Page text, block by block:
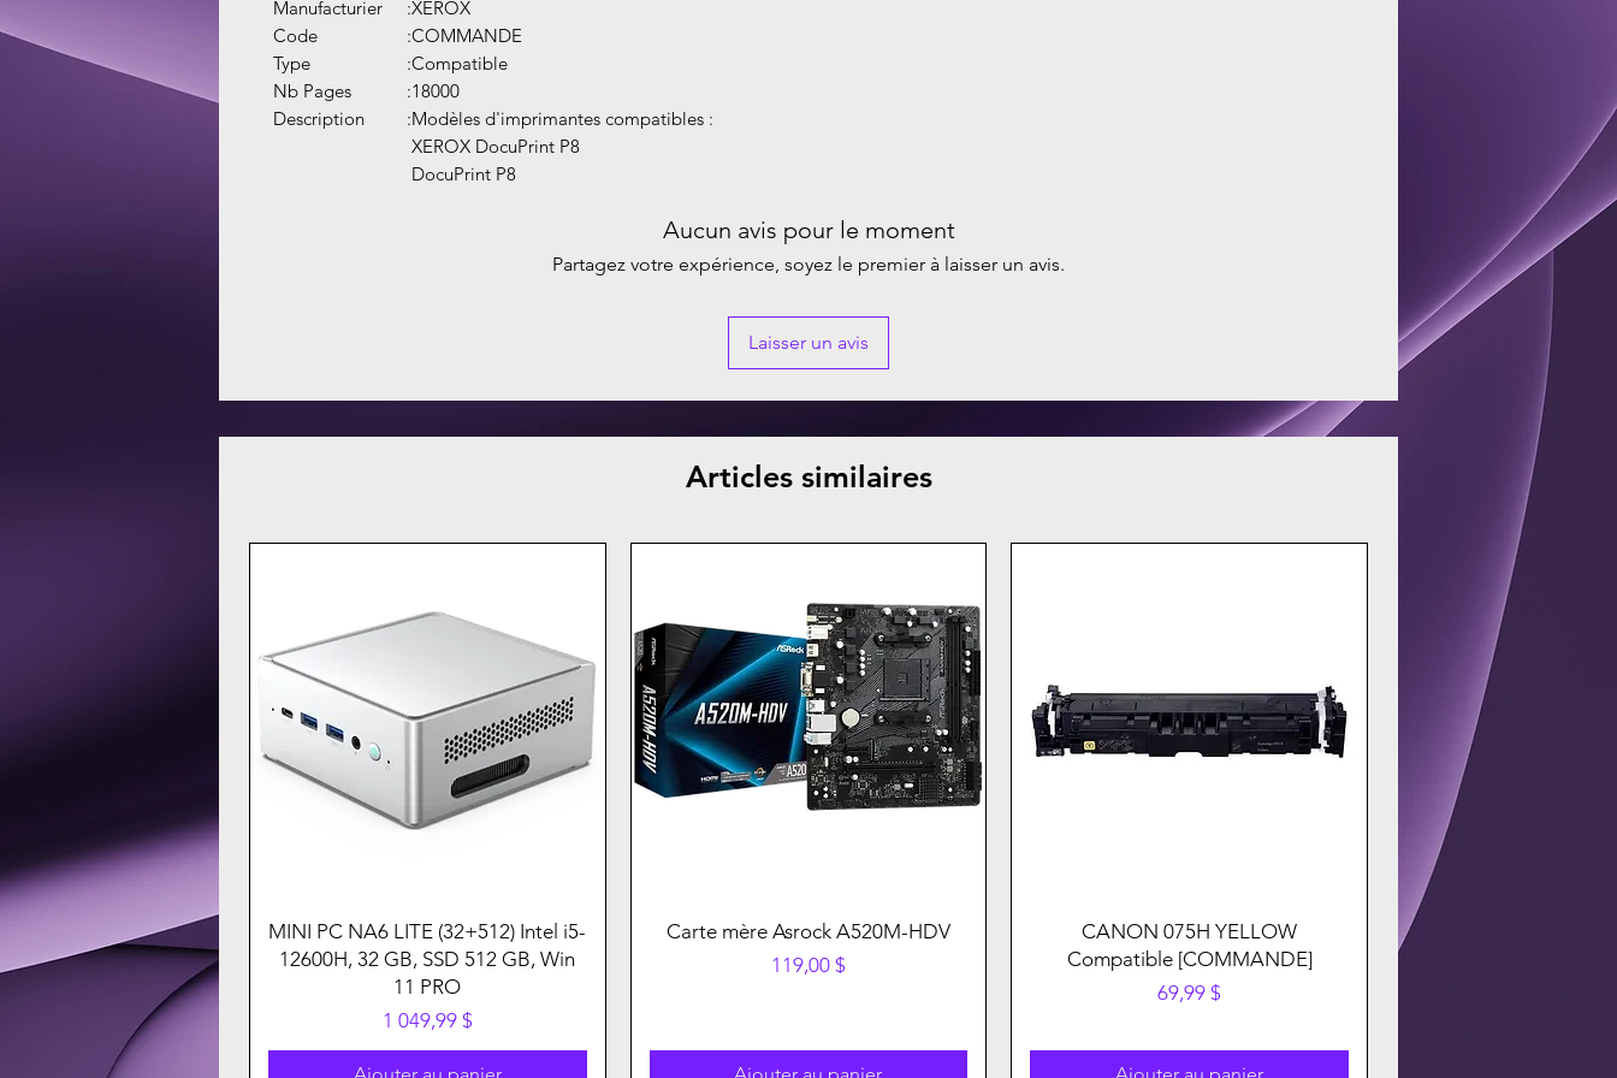
Manufacturier :XEROX
Code
:COMMANDE
Type
:Compatible
Nb Pages
:18000
Description
:Modèles d'imprimantes compatibles :
XEROX DocuPrint P8
DocuPrint P8
Aucun avis pour le moment
Partagez votre expérience, soyez le premier à laisser un avis.
Laisser un avis
Articles similaires
MINI PC NA6 LITE (32+512) Intel i5-
12600H, 32 GB, SSD 512 GB, Win
11 PRO
Prix
1 049,99 $
Ajouter au panier
Carte mère Asrock A520M-HDV
Prix
119,00 $
Ajouter au panier
CANON 075H YELLOW
Compatible [COMMANDE]
Prix
69,99 $
Ajouter au panier